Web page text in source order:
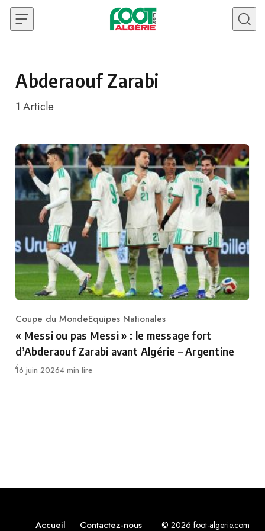
Skip to content
Abderaouf Zarabi
1 Article
Category
Coupe du MondeEquipes Nationales
« Messi ou pas Messi » : le message fort
d’Abderaouf Zarabi avant Algérie – Argentine
Publié
16 juin 20264 min lire
Accueil Contactez-nous © 2026 foot-algerie.com